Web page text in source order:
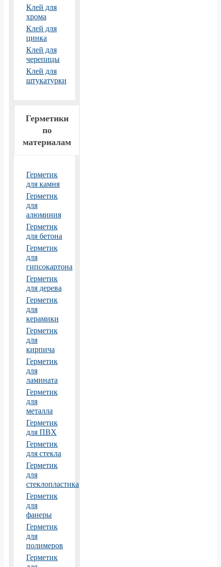
Клей для
хрома
Клей для
цинка
Клей для
черепицы
Клей для
штукатурки
Герметики
по
материалам
Герметик
для камня
Герметик
для
алюминия
Герметик
для бетона
Герметик
для
гипсокартона
Герметик
для дерева
Герметик
для
керамики
Герметик
для
кирпича
Герметик
для
ламината
Герметик
для
металла
Герметик
для ПВХ
Герметик
для стекла
Герметик
для
стеклопластика
Герметик
для
фанеры
Герметик
для
полимеров
Герметик